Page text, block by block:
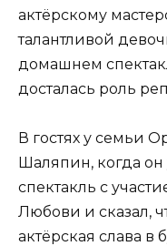
актёрскому
талантливой
домашнем
досталась роль
В гостях у семьи
Шаляпин, когда
спектакль с
Любови и сказал,
актёрская слава в